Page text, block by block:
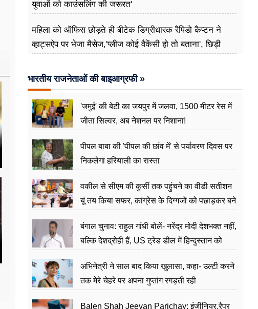
युवाओं को काउंसलिंग की जरूरत'
महिला को ऑफिस छोड़ते ही बीटेक डिग्रीधारक रैपिडो कैप्टन ने
व्हाट्सऐप पर भेजा मैसेज,'प्लीज कोई वैकेंसी हो तो बताना', छिड़ी
भारतीय राजनेताओं की बाइआग्रफी »
'जमुई' की बेटी का जयपुर में जलवा, 1500 मीटर रेस में
जीता सिल्वर, अब नेशनल पर निशाना!
पीपल बाबा की 'पीपल की छांव में' से पर्यावरण दिवस पर
निकलेगा हरियाली का रास्ता
वकील से सीएम की कुर्सी तक पहुंचने का वीडी सतीशन
यूं तय किया सफर, कांग्रेस के दिग्गजों को पछाड़कर बने
बंगाल चुनाव: राहुल गांधी बोलें- नरेंद्र मोदी देशभक्त नहीं,
बल्कि देशद्रोही हैं, US ट्रेड डील में हिन्दुस्तान को
अभिनेत्री ने साल बाद किया खुलासा, कहा- उल्टी करने
तक मेरे चेहरे पर अपना गुप्तांग रगड़ती रही
Balen Shah Jeevan Parichay: इंजीनियर,रैपर